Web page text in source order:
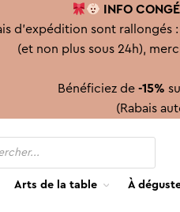
INFO CONGÉ
d'expédition sont rallongés
(et non plus sous 24h),
Bénéficiez de -15%
(Rabais
Arts de la table À